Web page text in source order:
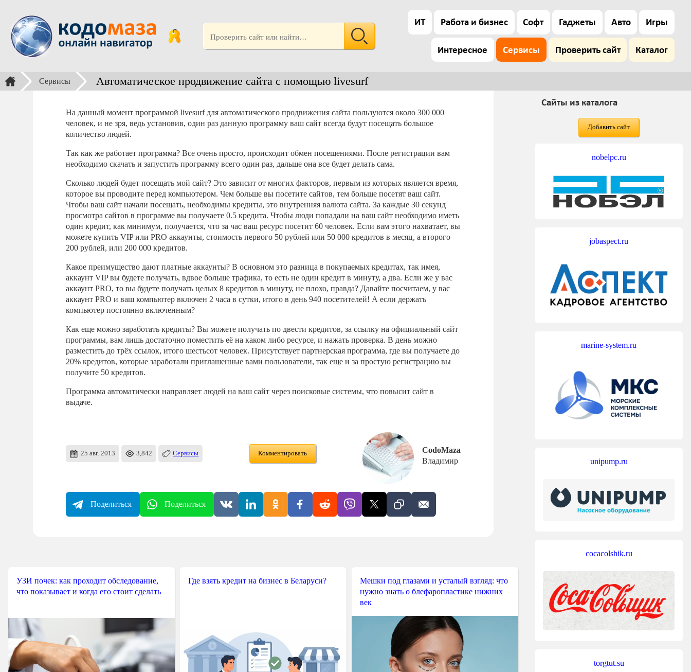
ИТ Работа и бизнес Софт Гаджеты Авто Игры
Интересное Сервисы Проверить сайт Каталог
Сервисы Автоматическое продвижение сайта с помощью livesurf
На данный момент программой livesurf для автоматического продвижения сайта пользуются около 300 000
человек, и не зря, ведь установив, один раз данную программу ваш сайт всегда будут посещать большое
количество людей.
Так как же работает программа? Все очень просто, происходит обмен посещениями. После регистрации вам
необходимо скачать и запустить программу всего один раз, дальше она все будет делать сама.
Сколько людей будет посещать мой сайт? Это зависит от многих факторов, первым из которых является время,
которое вы проводите перед компьютером. Чем больше вы посетите сайтов, тем больше посетят ваш сайт.
Чтобы ваш сайт начали посещать, необходимы кредиты, это внутренняя валюта сайта. За каждые 30 секунд
просмотра сайтов в программе вы получаете 0.5 кредита. Чтобы люди попадали на ваш сайт необходимо иметь
один кредит, как минимум, получается, что за час ваш ресурс посетит 60 человек. Если вам этого нахватает, вы
можете купить VIP или PRO аккаунты, стоимость первого 50 рублей или 50 000 кредитов в месяц, а второго
200 рублей, или 200 000 кредитов.
Какое преимущество дают платные аккаунты? В основном это разница в покупаемых кредитах, так имея,
аккаунт VIP вы будете получать, вдвое больше трафика, то есть не один кредит в минуту, а два. Если же у вас
аккаунт PRO, то вы будете получать целых 8 кредитов в минуту, не плохо, правда? Давайте посчитаем, у вас
аккаунт PRO и ваш компьютер включен 2 часа в сутки, итого в день 940 посетителей! А если держать
компьютер постоянно включенным?
Как еще можно заработать кредиты? Вы можете получать по двести кредитов, за ссылку на официальный сайт
программы, вам лишь достаточно поместить её на каком либо ресурсе, и нажать проверка. В день можно
разместить до трёх ссылок, итого шестьсот человек. Присутствует партнерская программа, где вы получаете до
20% кредитов, которые заработали приглашенные вами пользователи, так еще и за простую регистрацию вы
получите 50 кредитов.
Программа автоматически направляет людей на ваш сайт через поисковые системы, что повысит сайт в
выдаче.
25 авг. 2013 3,842 Сервисы Комментировать
CodoMaza
Владимир
Поделиться Поделиться
УЗИ почек: как проходит обследование,
что показывает и когда его стоит сделать
Где взять кредит на бизнес в Беларуси?
Мешки под глазами и усталый взгляд: что
нужно знать о блефаропластике нижних
век
Сайты из каталога
Добавить сайт
nobelpc.ru
jobaspect.ru
marine-system.ru
unipump.ru
cocacolshik.ru
torgtut.su